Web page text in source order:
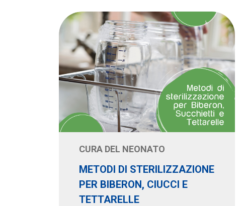
CURA DEL NEONATO
METODI DI STERILIZZAZIONE
PER BIBERON, CIUCCI E
TETTARELLE